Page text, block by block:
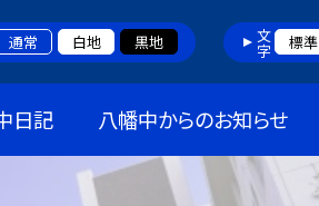
通常 白地 黒地 文字 標準
日記 八幡中からのお知らせ